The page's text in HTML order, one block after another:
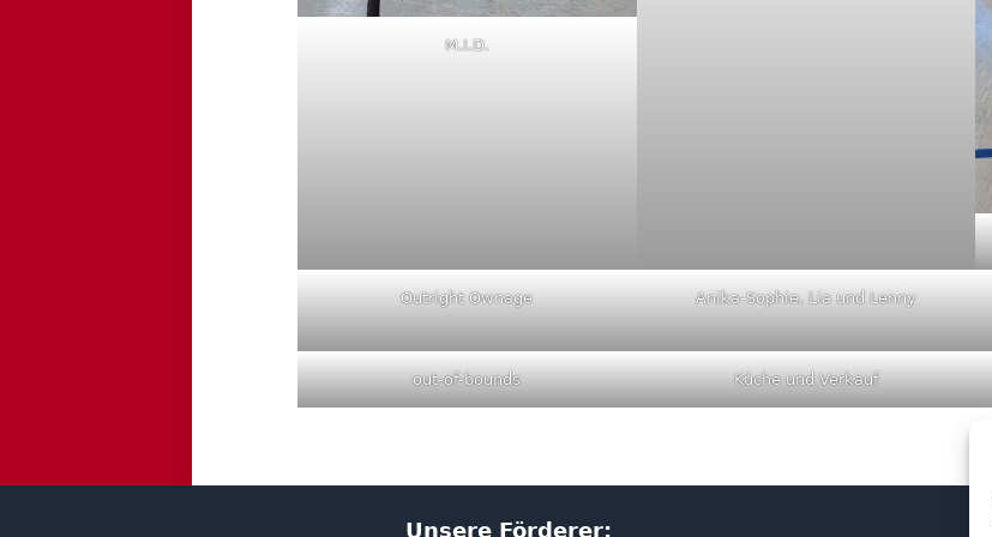
M.I.D.
Outright Ownage Anika-Sophie, Lia und Lenny
out-of-bounds Küche und Verkauf
Unsere Förderer: